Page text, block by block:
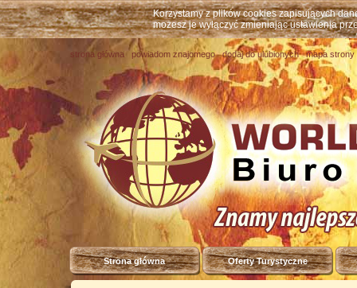
Korzystamy z plików cookies zapisujących
możesz je wyłączyć zmieniając ustawienia
strona główna powiadom znajomego dodaj do ulubionych mapa strony
Strona główna Oferty Turystyczne